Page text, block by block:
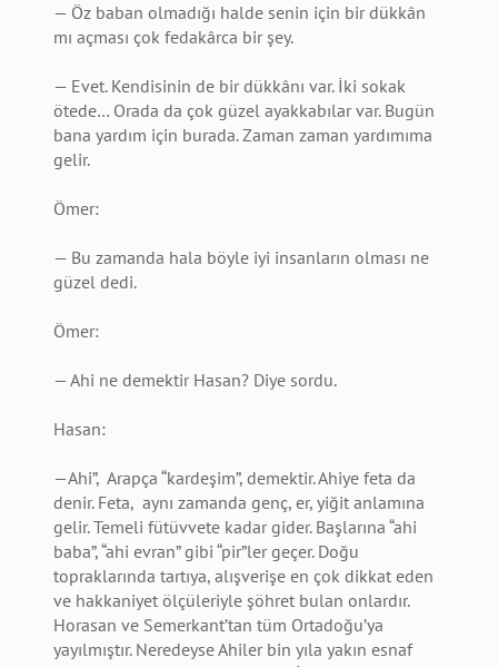
— Öz baban olmadığı halde senin için bir dükkân
mı açması çok fedakârca bir şey.
— Evet. Kendisinin de bir dükkânı var. İki sokak
ötede… Orada da çok güzel ayakkabılar var. Bugün
bana yardım için burada. Zaman zaman yardımıma
gelir.
Ömer:
— Bu zamanda hala böyle iyi insanların olması ne
güzel dedi.
Ömer:
— Ahi ne demektir Hasan? Diye sordu.
Hasan:
—Ahi”, Arapça “kardeşim”, demektir. Ahiye feta da
denir. Feta, aynı zamanda genç, er, yiğit anlamına
gelir. Temeli fütüvvete kadar gider. Başlarına “ahi
baba”, “ahi evran” gibi “pir”ler geçer. Doğu
topraklarında tartıya, alışverişe en çok dikkat eden
ve hakkaniyet ölçüleriyle şöhret bulan onlardır.
Horasan ve Semerkant’tan tüm Ortadoğu’ya
yayılmıştır. Neredeyse Ahiler bin yıla yakın esnaf